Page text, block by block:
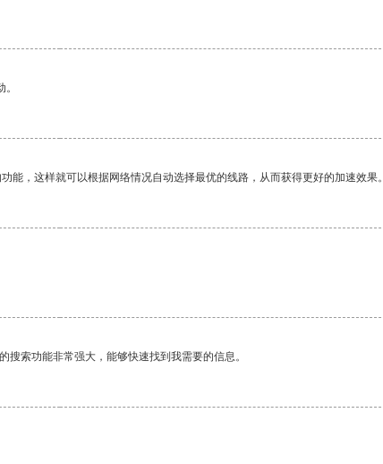
，这样就可以根据网络情况自动选择最优的线路，从而获得更好的加速效果。
索功能非常强大，能够快速找到我需要的信息。